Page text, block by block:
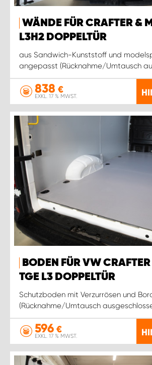
WÄNDE FÜR CRAFTER &
L3H2 DOPPELTÜR
aus Sandwich-Kunststoff und
angepasst (Rücknahme/Umtausch
838 €
EXKL. 17 % MWST.
BODEN FÜR VW
TGE L3 DOPPELTÜR
Schutzboden mit Verzurrösen und
(Rücknahme/Umtausch
596 €
EXKL. 17 % MWST.